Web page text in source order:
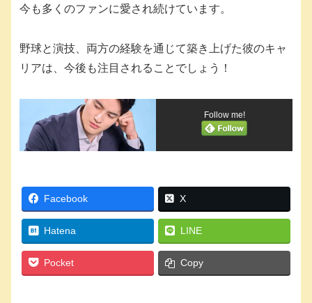
今も多くのファンに愛され続けています。
野球と演技、両方の経験を通じて築き上げた彼のキャ
リアは、今後も注目されることでしょう！
Follow me!
Facebook X
Hatena LINE
Pocket Copy